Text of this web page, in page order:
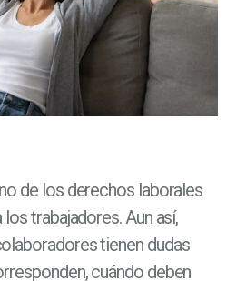
de los derechos laborales
trabajadores. Aun así,
tienen dudas
cuándo deben